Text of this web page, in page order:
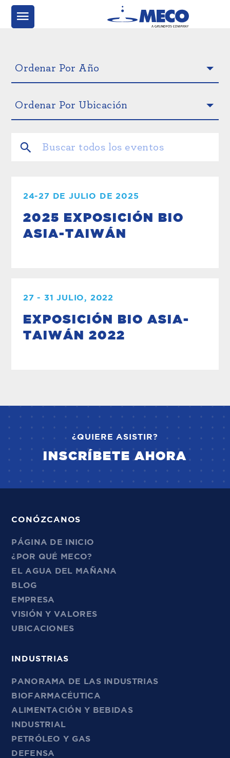
24-27 DE JULIO DE 2025
2025 EXPOSICIÓN BIO
ASIA-TAIWÁN
27 - 31 JULIO, 2022
EXPOSICIÓN BIO ASIA-
TAIWÁN 2022
¿QUIERE ASISTIR?
INSCRÍBETE AHORA
CONÓZCANOS
PÁGINA DE INICIO
¿POR QUÉ MECO?
EL AGUA DEL MAÑANA
BLOG
EMPRESA
VISIÓN Y VALORES
UBICACIONES
INDUSTRIAS
PANORAMA DE LAS INDUSTRIAS
BIOFARMACÉUTICA
ALIMENTACIÓN Y BEBIDAS
INDUSTRIAL
PETRÓLEO Y GAS
DEFENSA